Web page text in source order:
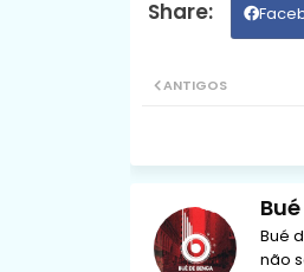
ANTIGOS
Bué
não